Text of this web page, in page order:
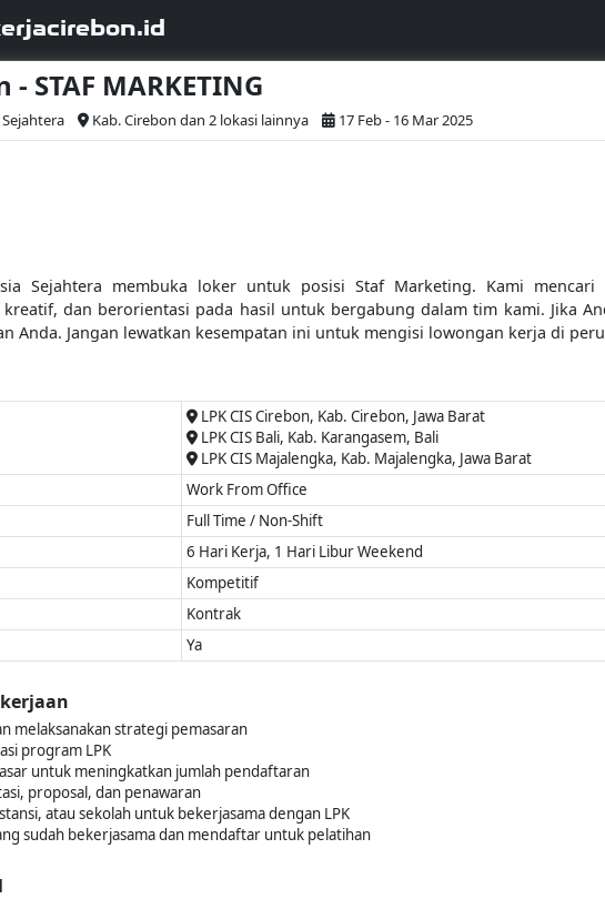
STAF MARKETING
Kab. Cirebon dan 2 lokasi lainnya 17 Feb - 16 Mar 2025
Sejahtera membuka loker untuk posisi Staf Marketing. Kami
dan berorientasi pada hasil untuk bergabung dalam tim kami. Jika
Anda. Jangan lewatkan kesempatan ini untuk mengisi lowongan kerja di
LPK CIS Cirebon, Kab. Cirebon, Jawa Barat
LPK CIS Bali, Kab. Karangasem, Bali
LPK CIS Majalengka, Kab. Majalengka, Jawa Barat
Work From Office
Full Time / Non-Shift
6 Hari Kerja, 1 Hari Libur Weekend
Kompetitif
Kontrak
Ya
melaksanakan strategi pemasaran
program LPK
untuk meningkatkan jumlah pendaftaran
proposal, dan penawaran
atau sekolah untuk bekerjasama dengan LPK
sudah bekerjasama dan mendaftar untuk pelatihan